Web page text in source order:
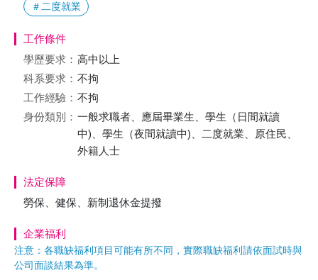
＃二度就業
工作條件
學歷要求： 高中以上
科系要求： 不拘
工作經驗： 不拘
身份類別： 一般求職者、應屆畢業生、學生（日間就讀
中)、學生（夜間就讀中)、二度就業、原住民、
外籍人士
法定保障
勞保、健保、新制退休金提撥
企業福利
注意：各職缺福利項目可能有所不同，實際職缺福利請依面試時與
公司面談結果為準。